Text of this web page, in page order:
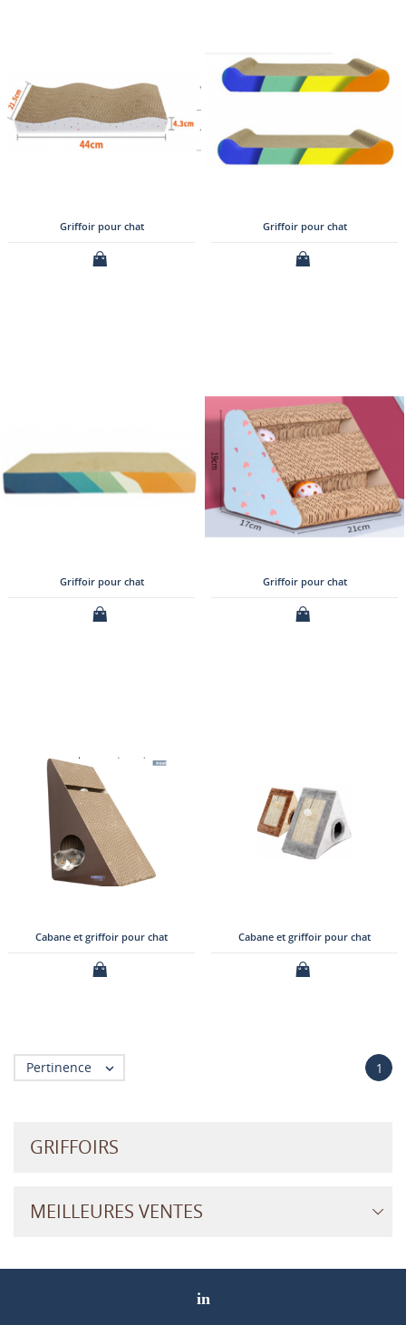
GRIFFOIRS
MEILLEURES VENTES
Griffoir pour chat Griffoir pour chat
Griffoir pour chat Griffoir pour chat
Cabane et griffoir pour chat Cabane et griffoir pour chat
Pertinence  1